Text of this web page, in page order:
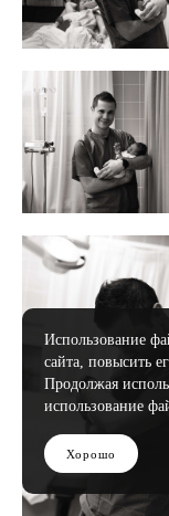
Использование
сайта, повысить
Продолжая
использование
Хорошо